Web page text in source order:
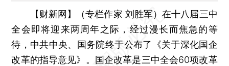
【财新网】（专栏作家 刘胜军）在十八届三中
全会即将迎来两周年之际，经过漫长而焦急的等
待，中共中央、国务院终于公布了《关于深化国企
改革的指导意见》。国企改革是三中全会60项改革